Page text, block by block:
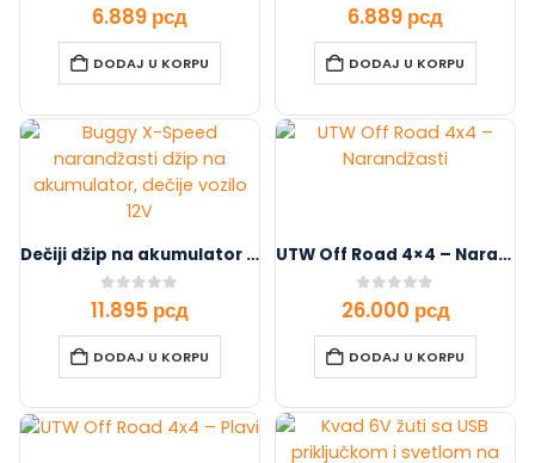
0 out of 5
6.889 рсд
DODAJ U KORPU
0 out of 5
6.889 рсд
DODAJ U KORPU
Dečiji džip na akumulator Buggy X-Speed Narandžasti (12V)
0 out of 5
11.895 рсд
DODAJ U KORPU
UTW Off Road 4×4 – Narandžasti
0 out of 5
26.000 рсд
DODAJ U KORPU